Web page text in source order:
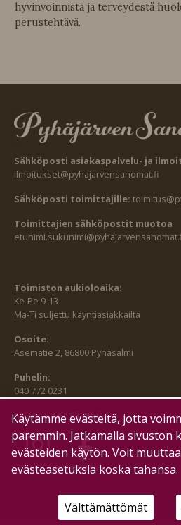
hyvinvoinnista ja terveydestä
perustehtävä.
Sähköposti asiakaspalvelu- ja
ilmoitukset@pyhajarvensanomat.fi
Sähköposti toimittajille:
Toimittajien sähköpostit muotoa
Toimiston aukioloaika:
Ke-Pe 9-13
Ma-Ti suljettu käyntiasiakkailta
Osoite:
Asematie 2, 86800 Pyhäsalmi
Puhelin:
040 772 0231
SEURAA MEITÄ MYÖS:
HALLITSE EVÄSTEITÄ
Käytämme evästeitä, jotta
paremmin. Jatkamalla sivuston
evästeiden käytön. Voit
evästeasetuksia koska tahansa.
Välttämättömät